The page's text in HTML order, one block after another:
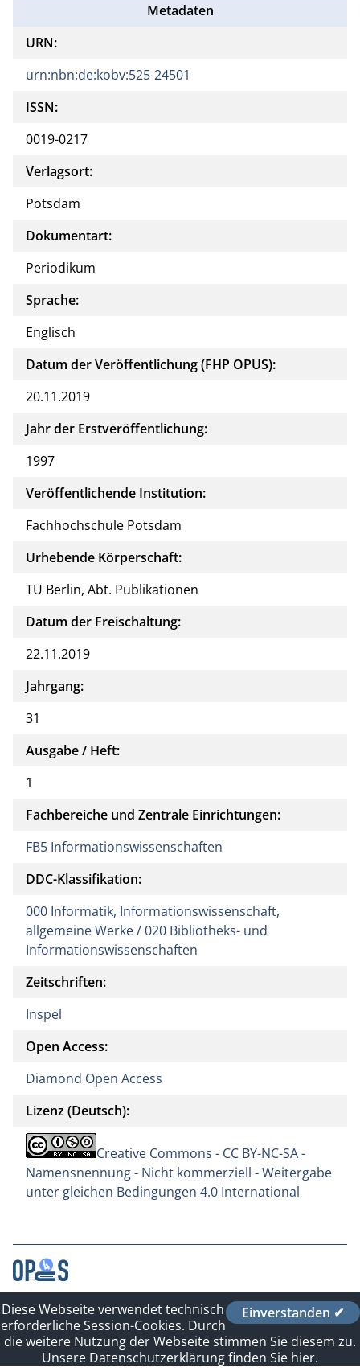
Metadaten
URN:
urn:nbn:de:kobv:525-24501
ISSN:
0019-0217
Verlagsort:
Potsdam
Dokumentart:
Periodikum
Sprache:
Englisch
Datum der Veröffentlichung (FHP OPUS):
20.11.2019
Jahr der Erstveröffentlichung:
1997
Veröffentlichende Institution:
Fachhochschule Potsdam
Urhebende Körperschaft:
TU Berlin, Abt. Publikationen
Datum der Freischaltung:
22.11.2019
Jahrgang:
31
Ausgabe / Heft:
1
Fachbereiche und Zentrale Einrichtungen:
FB5 Informationswissenschaften
DDC-Klassifikation:
000 Informatik, Informationswissenschaft,
allgemeine Werke / 020 Bibliotheks- und
Informationswissenschaften
Zeitschriften:
Inspel
Open Access:
Diamond Open Access
Lizenz (Deutsch):
Creative Commons - CC BY-NC-SA -
Namensnennung - Nicht kommerziell - Weitergabe
unter gleichen Bedingungen 4.0 International
Kontakt
Impressum
Datenschutzerklärung
Einverstanden ✔
Diese Webseite verwendet technisch
erforderliche Session-Cookies. Durch
die weitere Nutzung der Webseite stimmen Sie diesem zu.
Unsere Datenschutzerklärung finden Sie hier.